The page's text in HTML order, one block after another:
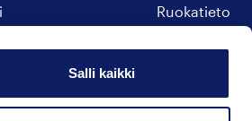
Salli kaikki
Ruokatieto
meitämeitämeitä
Hyvää Suomesta